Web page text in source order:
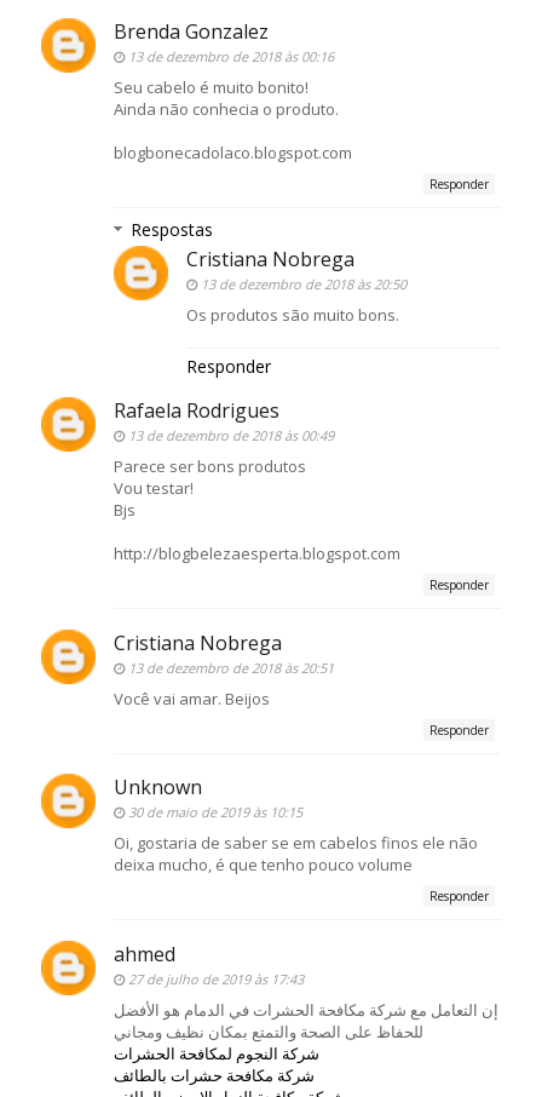
Brenda Gonzalez
13 de dezembro de 2018 às 00:16
Seu cabelo é muito bonito!
Ainda não conhecia o produto.
blogbonecadolaco.blogspot.com
Responder
Respostas
Cristiana Nobrega
13 de dezembro de 2018 às 20:50
Os produtos são muito bons.
Responder
Rafaela Rodrigues
13 de dezembro de 2018 às 00:49
Parece ser bons produtos
Vou testar!
Bjs
http://blogbelezaesperta.blogspot.com
Responder
Cristiana Nobrega
13 de dezembro de 2018 às 20:51
Você vai amar. Beijos
Responder
Unknown
30 de maio de 2019 às 10:15
Oi, gostaria de saber se em cabelos finos ele não
deixa mucho, é que tenho pouco volume
Responder
ahmed
27 de julho de 2019 às 17:43
إن التعامل مع شركة مكافحة الحشرات في الدمام هو الأفضل
للحفاظ على الصحة والتمتع بمكان نظيف ومجاني
شركة النجوم لمكافحة الحشرات
شركة مكافحة حشرات بالطائف